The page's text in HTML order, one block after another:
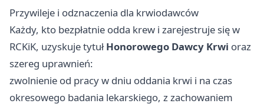
Przywileje i odznaczenia dla krwiodawców
Każdy, kto bezpłatnie odda krew i zarejestruje się w
RCKiK, uzyskuje tytułHonorowego Dawcy Krwi oraz
szereg uprawnień:
zwolnienie od pracy w dniu oddania krwi i na czas
okresowego badania lekarskiego, z zachowaniem